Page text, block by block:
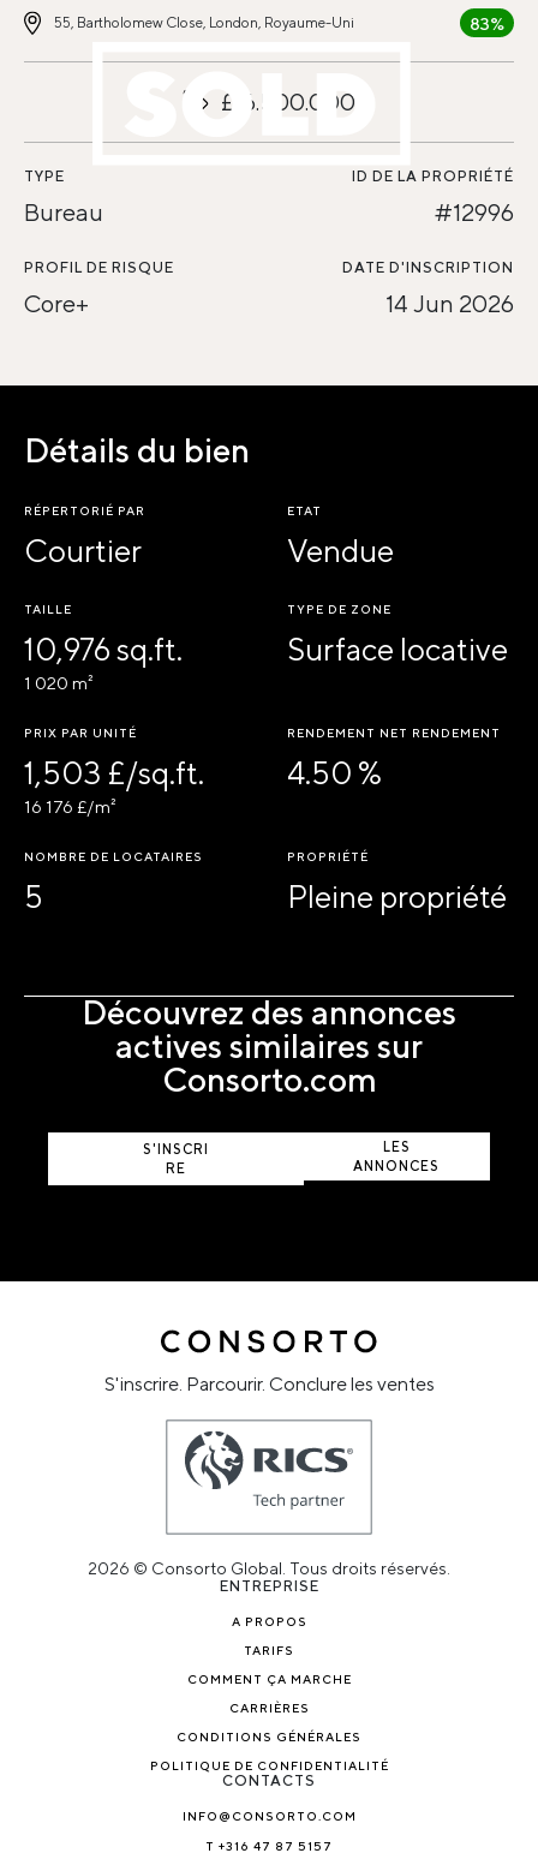
55, Bartholomew Close, London, Royaume-Uni 83%
£16.500.000
TYPE
Bureau
ID DE LA PROPRIÉTÉ
#12996
PROFIL DE RISQUE
Core+
DATE D'INSCRIPTION
14 Jun 2026
Détails du bien
RÉPERTORIÉ PAR
Courtier
ETAT
Vendue
TAILLE
10,976 sq.ft.
1 020 m²
TYPE DE ZONE
Surface locative
PRIX PAR UNITÉ
1,503 £/sq.ft.
16 176 £/m²
RENDEMENT NET RENDEMENT
4.50 %
NOMBRE DE LOCATAIRES
5
PROPRIÉTÉ
Pleine propriété
Découvrez des annonces
actives similaires sur
Consorto.com
S'INSCRI
RE
LES
ANNONCES
ACTIVES
S'inscrire. Parcourir. Conclure les ventes
2026 © Consorto Global. Tous droits réservés.
ENTREPRISE
A PROPOS
TARIFS
COMMENT ÇA MARCHE
CARRIÈRES
CONDITIONS GÉNÉRALES
POLITIQUE DE CONFIDENTIALITÉ
CONTACTS
INFO@CONSORTO.COM
T +316 47 87 5157